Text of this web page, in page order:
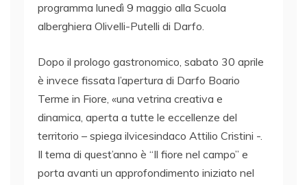
programma lunedì 9 maggio alla Scuola
alberghiera Olivelli-Putelli di Darfo.
Dopo il prologo gastronomico, sabato 30 aprile
è invece fissata l’apertura di Darfo Boario
Terme in Fiore, «una vetrina creativa e
dinamica, aperta a tutte le eccellenze del
territorio – spiega ilvicesindaco Attilio Cristini -.
Il tema di quest’anno è “Il fiore nel campo” e
porta avanti un approfondimento iniziato nel